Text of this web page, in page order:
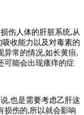
伤人体的肝脏系统,从
收能力以及对毒素的
异常的情况,如长黄疸.
可能会出现瘙痒的症
,也是需要考虑乙肝这
损伤的,所以就会影响